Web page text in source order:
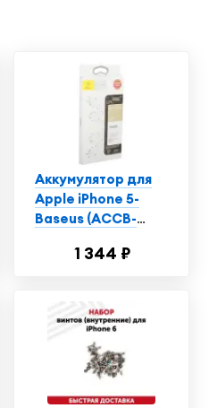
Аккумулятор для
Apple iPhone 5-
Baseus (ACCB-
1 344 ₽